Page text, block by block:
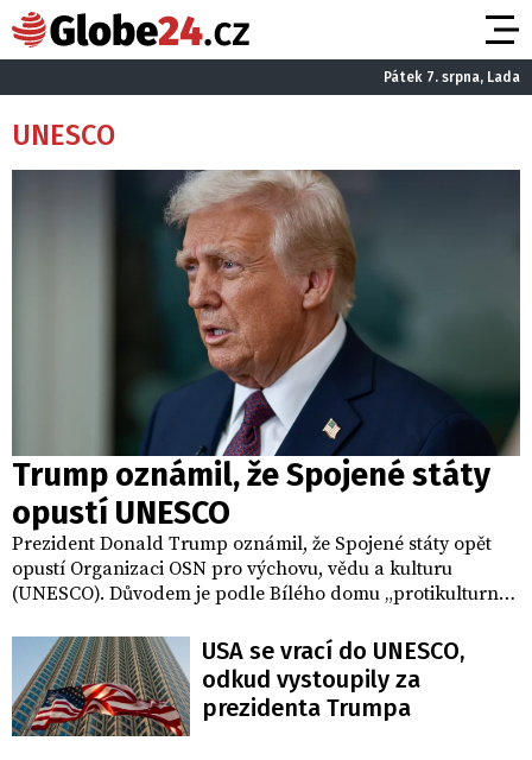
Pátek 7. srpna, Lada
UNESCO
Trump oznámil, že Spojené státy
opustí UNESCO
Prezident Donald Trump oznámil, že Spojené státy opět
opustí Organizaci OSN pro výchovu, vědu a kulturu
(UNESCO). Důvodem je podle Bílého domu „protikulturní
agendy, které jsou údajně v rozporu s americkými
hodnotami.
USA se vrací do UNESCO,
odkud vystoupily za
prezidenta Trumpa